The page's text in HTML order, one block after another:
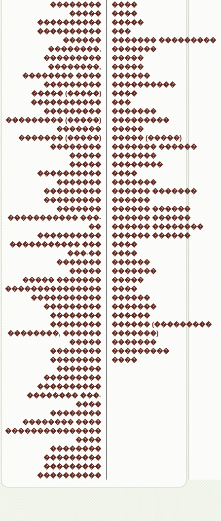
��������
�����
����������
����������
������
��������,
���������
��������,
�������� ����
���������
����� (�����)
�����������
���������
��������� (�����)
�������
������� (�����)
��������
�����
�����
����������
�������
���������
���������
�������
����������� ���-
��
����������
����������� ���
���-��
�������
�����
����� �������
���������������
�����������
���������
��������
��������
��������, ������
�����
��������
��������
�������
���������
����������
�������� ���-
����
��������
�������� ����
���������������
����
��������
���������
���������
����������
����
����
�����
���
������� ���������
�������
�����
�����
������
����������
����
���
�������
���������
�����
����� (�����)
������� ������
�������
��������
����
�������
������ �������
������
������ ������
������ ������
������ ��������
������ ������
����
����
������
�������
�����
����
������
�������
������
������ (���������
�������)
�������
���������
����